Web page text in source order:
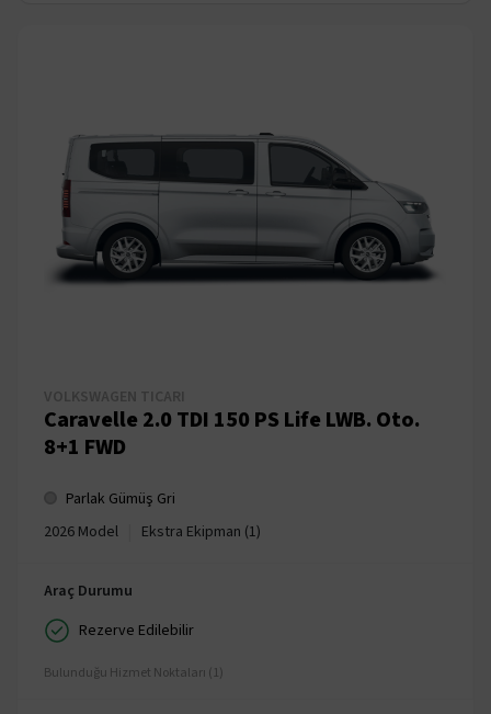
Caravelle 2.0 TDI 150 PS Life LWB. Oto.
8+1 FWD
Parlak Gümüş Gri
2026 Model
Ekstra Ekipman (1)
Araç Durumu
Rezerve Edilebilir
Bulunduğu Hizmet Noktaları (1)